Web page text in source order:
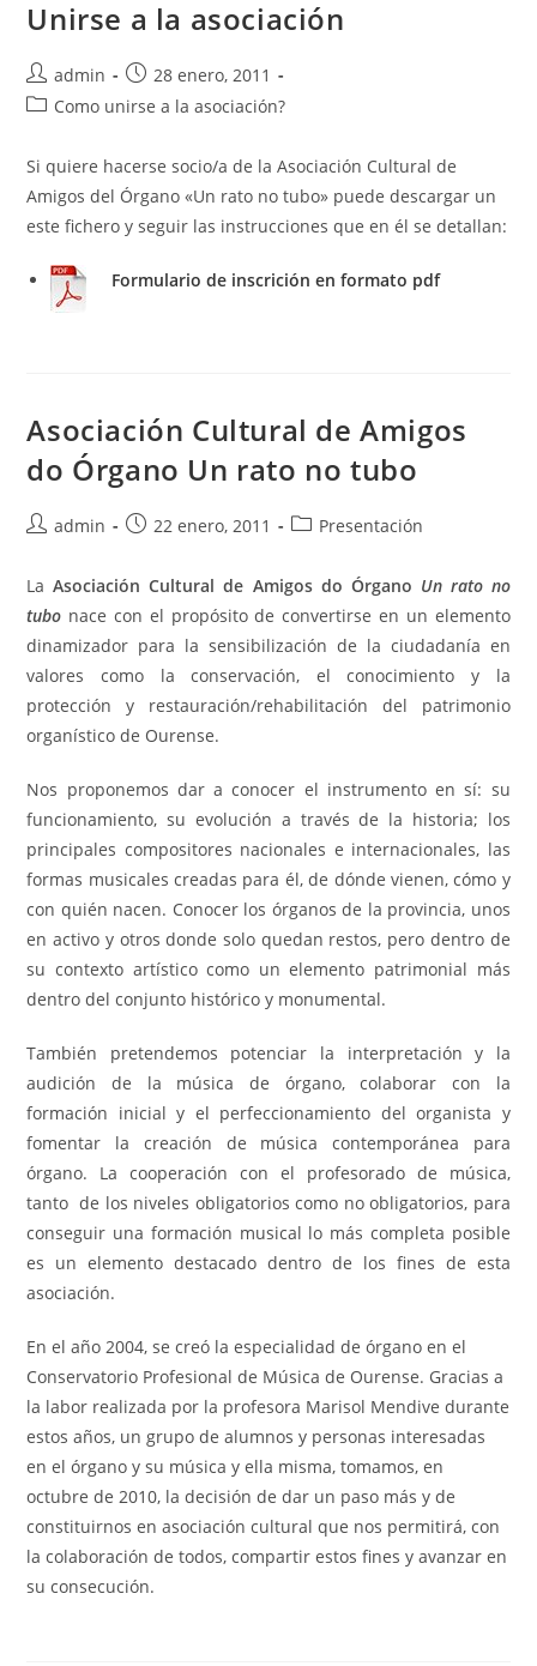
Unirse a la asociación
Autor
de
admin
Publicación
de
28 enero, 2011
Categoría
la
entrada:
Como unirse a la asociación?
Si quiere hacerse socio/a de la Asociación Cultural de
Amigos del Órgano «Un rato no tubo» puede descargar un
este fichero y seguir las instrucciones que en él se detallan:
Formulario de inscrición en formato pdf
Asociación Cultural de Amigos
do Órgano Un rato no tubo
Autor
la
entrada:
admin
Publicación
la
entrada:
22 enero, 2011
Categoría
entrada:
Presentación
LaAsociación Cultural de Amigos do Órgano Un rato no
tubo nace con el propósito de convertirse en un elemento
dinamizador para la sensibilización de la ciudadanía en
valores como la conservación, el conocimiento y la
protección y restauración/rehabilitación del patrimonio
organístico de Ourense.
Nos proponemos dar a conocer el instrumento en sí: su
funcionamiento, su evolución a través de la historia; los
principales compositores nacionales e internacionales, las
formas musicales creadas para él, de dónde vienen, cómo y
con quién nacen. Conocer los órganos de la provincia, unos
en activo y otros donde solo quedan restos, pero dentro de
su contexto artístico como un elemento patrimonial más
dentro del conjunto histórico y monumental.
También pretendemos potenciar la interpretación y la
audición de la música de órgano, colaborar con la
formación inicial y el perfeccionamiento del organista y
fomentar la creación de música contemporánea para
órgano. La cooperación con el profesorado de música,
tanto de los niveles obligatorios como no obligatorios, para
conseguir una formación musical lo más completa posible
es un elemento destacado dentro de los fines de esta
asociación.
En el año 2004, se creó la especialidad de órgano en el
Conservatorio Profesional de Música de Ourense. Gracias a
la labor realizada por la profesora Marisol Mendive durante
estos años, un grupo de alumnos y personas interesadas
en el órgano y su música y ella misma, tomamos, en
octubre de 2010, la decisión de dar un paso más y de
constituirnos en asociación cultural que nos permitirá, con
la colaboración de todos, compartir estos fines y avanzar en
su consecución.